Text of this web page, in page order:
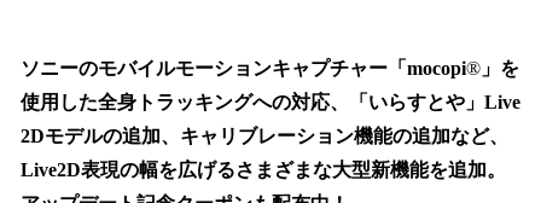
！
数
を
読
み
込
ソニーのモバイルモーションキャプチャー「mocopi® 」を
使用した全身トラッキングへの対応、「いらすとや」Live
2Dモデルの追加、キャリブレーション機能の追加など、
Live2D表現の幅を広げるさまざまな大型新機能を追加。